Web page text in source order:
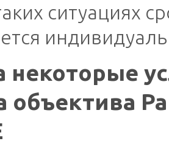
ситуациях
некоторые
объектива